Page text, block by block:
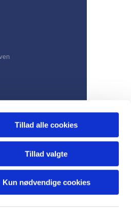
Tillad alle cookies
Tillad valgte
Kun nødvendige cookies